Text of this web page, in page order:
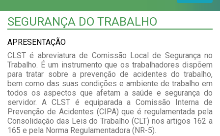
SEGURANÇA DO TRABALHO
APRESENTAÇÃO
CLST é abreviatura de Comissão Local de Segurança no
Trabalho. É um instrumento que os trabalhadores dispõem
para tratar sobre a prevenção de acidentes do trabalho,
bem como das suas condições e ambiente de trabalho em
todos os aspectos que afetam a saúde e segurança do
servidor. A CLST é equiparada a Comissão Interna de
Prevenção de Acidentes (CIPA) que é regulamentada pela
Consolidação das Leis do Trabalho (CLT) nos artigos 162 a
165 e pela Norma Regulamentadora (NR-5).